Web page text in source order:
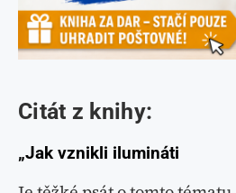
Citát z knihy:
„Jak vznikli ilumináti